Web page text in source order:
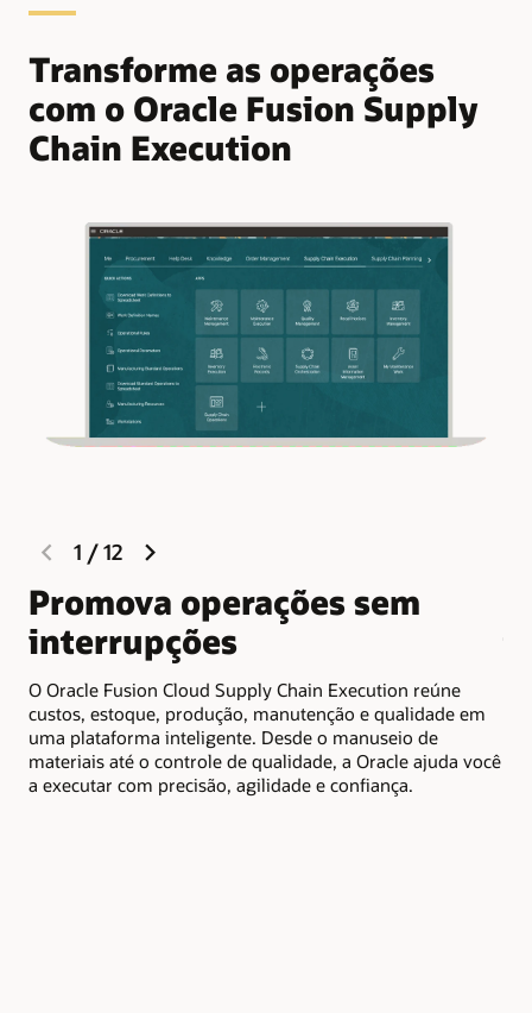
Transforme as operações
com o Oracle Fusion Supply
Chain Execution
previous
slide
1 /12
Promova operações sem
interrupções
O Oracle Fusion Cloud Supply Chain Execution reúne
custos, estoque, produção, manutenção e qualidade em
uma plataforma inteligente. Desde o manuseio de
materiais até o controle de qualidade, a Oracle ajuda você
a executar com precisão, agilidade e confiança.